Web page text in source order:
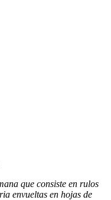
que consiste en rulos
envueltas en hojas de